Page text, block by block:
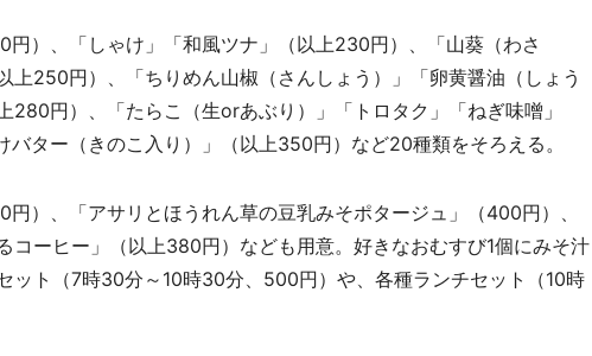
）、「しゃけ」「和風ツナ」（以上230円）、「山葵（わさ
上250円）、「ちりめん山椒（さんしょう）」「卵黄醤油（しょう
280円）、「たらこ（生orあぶり）」「トロタク」「ねぎ味噌」
バター（きのこ入り）」（以上350円）など20種類をそろえる。
）、「アサリとほうれん草の豆乳みそポタージュ」（400円）、
コーヒー」（以上380円）なども用意。好きなおむすび1個にみそ汁
ット（7時30分～10時30分、500円）や、各種ランチセット（10時